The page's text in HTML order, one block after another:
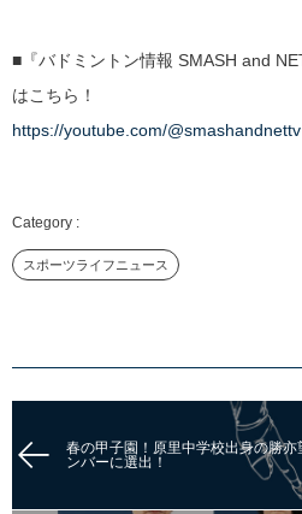
■『バドミントン情報 SMASH and
はこちら！
https://youtube.com/@smashandnettv
スポーツライフニュース
春の甲子園！原里中学校出身の勝
ンバーに選出！